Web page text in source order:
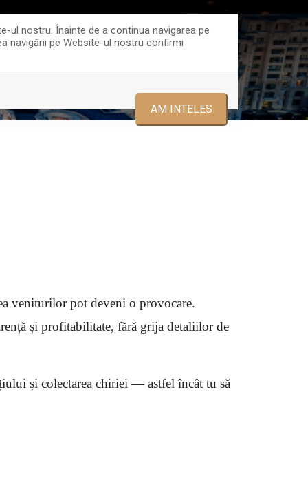
ul nostru. Înainte de a continua navigarea pe
navigării pe Website-ul nostru confirmi
AM INTELES
veniturilor pot deveni o provocare.
și profitabilitate, fără grija detaliilor de
și colectarea chiriei — astfel încât tu să